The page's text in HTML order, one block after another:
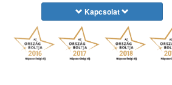
Kapcsolat